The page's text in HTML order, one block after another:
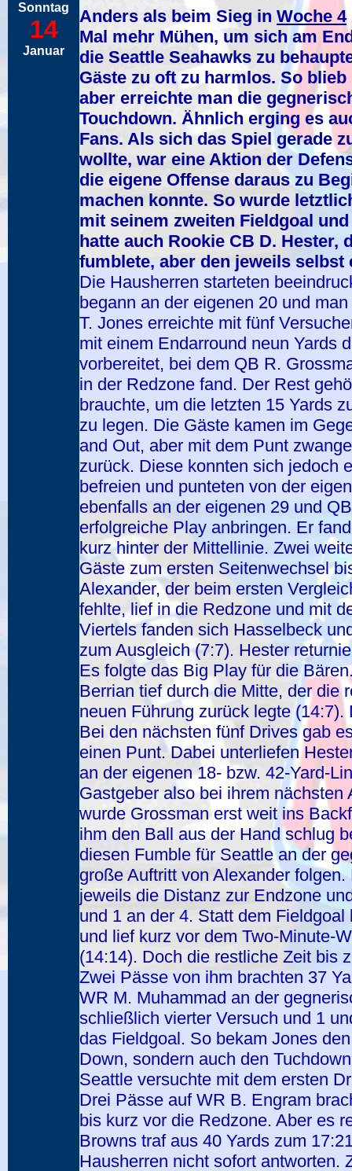
Sonntag
14
Januar
Anders als beim Sieg in Woche 4
Mal mehr Mühen, um sich am
die Seattle Seahawks zu
Gäste zu oft zu harmlos. So
aber erreichte man die
Touchdown. Ähnlich erging es
Fans. Als sich das Spiel gerade
wollte, war eine Aktion der
die eigene Offense daraus zu
machen konnte. So wurde
mit seinem zweiten Fieldgoal
hatte auch Rookie CB D. Hester,
fumblete, aber den jeweils selbst
Die Hausherren starteten
begann an der eigenen 20 und
T. Jones erreichte mit fünf
mit einem Endarround neun Yards
vorbereitet, bei dem QB R.
in der Redzone fand. Der Rest
brauchte, um die letzten 15 Yards
zu legen. Die Gäste kamen im
and Out, aber mit dem Punt
zurück. Diese konnten sich jedoch
befreien und punteten von der
ebenfalls an der eigenen 29 und
erfolgreiche Play anbringen. Er
kurz hinter der Mittellinie. Zwei
Gäste zum ersten Seitenwechsel
Alexander, der beim ersten
fehlte, lief in die Redzone und mit
Viertels fanden sich Hasselbeck
zum Ausgleich (7:7). Hester
Es folgte das Big Play für die
Berrian tief durch die Mitte, der die
neuen Führung zurück legte
Bei den nächsten fünf Drives gab
einen Punt. Dabei unterliefen
an der eigenen 18- bzw. 42-Yard-
Gastgeber also bei ihrem
wurde Grossman erst weit ins
ihm den Ball aus der Hand schlug
diesen Fumble für Seattle an der
große Auftritt von Alexander
jeweils die Distanz zur Endzone
und 1 an der 4. Statt dem
und lief kurz vor dem Two-Minute-
(14:14). Doch die restliche Zeit bis
Zwei Pässe von ihm brachten 37
WR M. Muhammad an der
schließlich vierter Versuch und 1
das Fieldgoal. So bekam Jones
Down, sondern auch den
Seattle versuchte mit dem ersten
Drei Pässe auf WR B. Engram
bis kurz vor die Redzone. Aber es
Browns traf aus 40 Yards zum
Hausherren nicht sofort antworten.